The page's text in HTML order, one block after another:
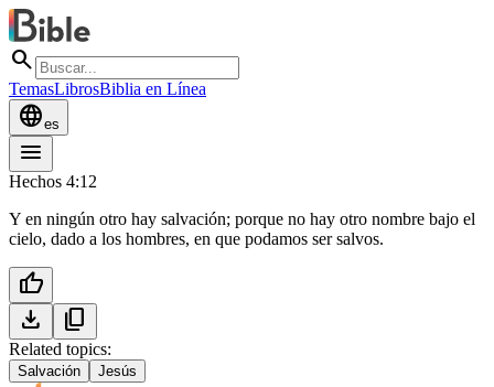
search
TemasLibrosBiblia en Línea
languagees
menu
Hechos 4:12
Y en ningún otro hay salvación; porque no hay otro nombre bajo el
cielo, dado a los hombres, en que podamos ser salvos.
thumb_up
download
content_copy
Related topics:
Salvación Jesús